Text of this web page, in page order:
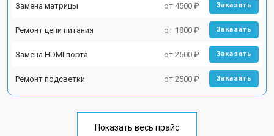
Замена матрицы от 4500 ₽ Заказать
Ремонт цепи питания от 1800 ₽ Заказать
Замена HDMI порта от 2500 ₽ Заказать
Ремонт подсветки от 2500 ₽ Заказать
Показать весь прайс